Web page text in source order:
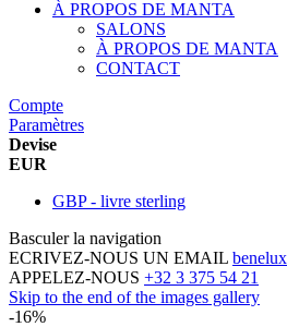
À PROPOS DE MANTA
SALONS
À PROPOS DE MANTA
CONTACT
Compte
Paramètres
Devise
EUR
GBP - livre sterling
Basculer la navigation
ECRIVEZ-NOUS UN EMAIL
APPELEZ-NOUS +32 3 375 54 21
Skip to the end of the images gallery
-16%